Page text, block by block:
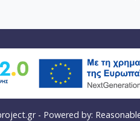
- Powered by: